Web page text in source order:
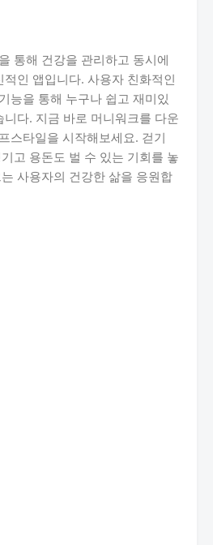
통해 건강을 관리하고 동시에
인 앱입니다. 사용자 친화적인
능을 통해 누구나 쉽고 재미있
다. 지금 바로 머니워크를 다운
스타일을 시작해보세요. 걷기
고 용돈도 벌 수 있는 기회를 놓
사용자의 건강한 삶을 응원합